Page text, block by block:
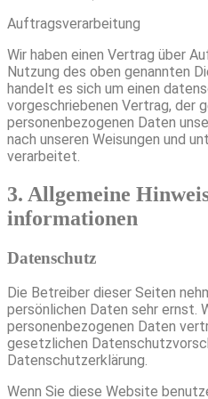
Auftragsverarbeitung
Wir haben einen Vertrag über
Nutzung des oben genannten
handelt es sich um einen
vorgeschriebenen Vertrag, der
personenbezogenen Daten
nach unseren Weisungen und
verarbeitet.
3. Allgemeine
informationen
Datenschutz
Die Betreiber dieser Seiten
persönlichen Daten sehr ernst.
personenbezogenen Daten
gesetzlichen
Datenschutzerklärung.
Wenn Sie diese Website